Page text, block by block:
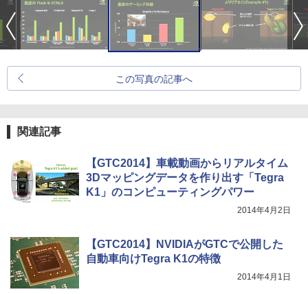
この写真の記事へ
関連記事
【GTC2014】車載動画からリアルタイム
3Dマッピングデータを作り出す「Tegra
K1」のコンピューティングパワー
2014年4月2日
【GTC2014】NVIDIAがGTCで公開した
自動車向けTegra K1の特徴
2014年4月1日